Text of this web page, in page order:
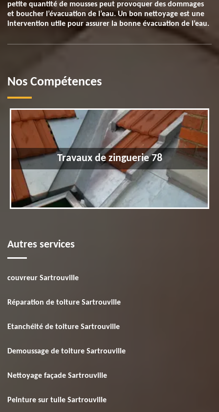
petite quantité de mousses peut provoquer des dommages
et boucher l’évacuation de l’eau. Un bon nettoyage est une
intervention utile pour assurer la bonne évacuation de l’eau.
Nos Compétences
Travaux de zinguerie 78
Autres services
couvreur Sartrouville
Réparation de toiture Sartrouville
Etanchéité de toiture Sartrouville
Demoussage de toiture Sartrouville
Nettoyage façade Sartrouville
Peinture sur tuile Sartrouville